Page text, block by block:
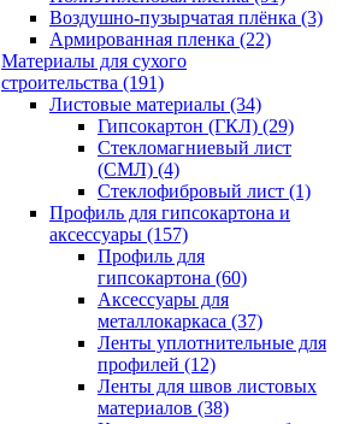
Воздушно-пузырчатая плёнка (3)
Армированная пленка (22)
Материалы для сухого
строительства (191)
Листовые материалы (34)
Гипсокартон (ГКЛ) (29)
Стекломагниевый лист
(СМЛ) (4)
Cтеклофибровый лист (1)
Профиль для гипсокартона и
аксессуары (157)
Профиль для
гипсокартона (60)
Аксессуары для
металлокаркаса (37)
Ленты уплотнительные для
профилей (12)
Ленты для швов листовых
материалов (38)